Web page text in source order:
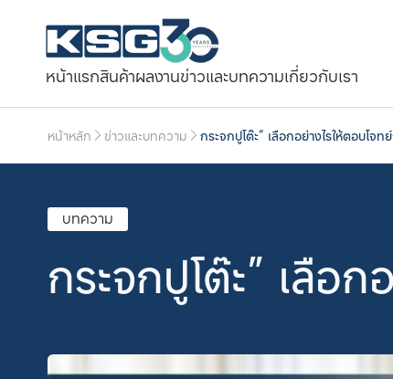
หน้าแรกสินค้าผลงานข่าวและบทความเกี่ยวกับเรา
หน้าหลัก ข่าวและบทความ กระจกปูโต๊ะ” เลือกอย่างไรให้ตอบโจท
บทความ
กระจกปูโต๊ะ” เลือก